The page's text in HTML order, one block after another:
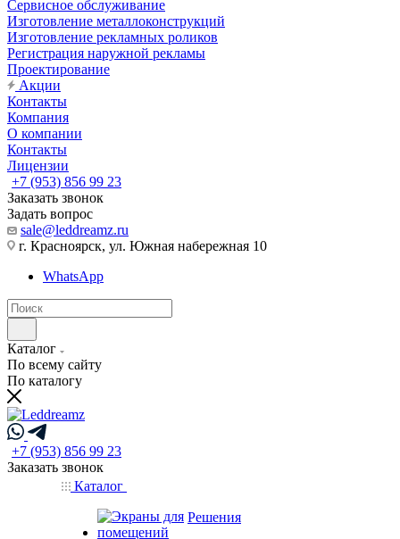
Сервисное обслуживание
Изготовление металлоконструкций
Изготовление рекламных роликов
Регистрация наружной рекламы
Проектирование
Акции
Контакты
Компания
О компании
Контакты
Лицензии
+7 (953) 856 99 23
Заказать звонок
Задать вопрос
sale@leddreamz.ru
г. Красноярск, ул. Южная набережная 10
WhatsApp
Каталог
По всему сайту
По каталогу
+7 (953) 856 99 23
Заказать звонок
Каталог
Решения